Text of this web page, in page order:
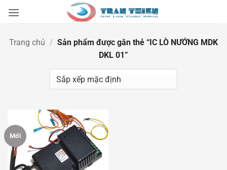
qua
dungTrang chủ / Sản phẩm được gắn thẻ “IC LÒ NƯỚNG MDK
DKL 01”
Mới